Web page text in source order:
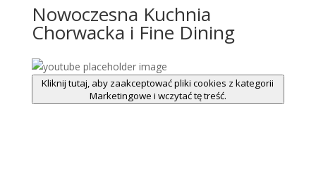
Nowoczesna Kuchnia
Chorwacka i Fine Dining
Kliknij tutaj, aby zaakceptować pliki cookies z kategorii
Marketingowe i wczytać tę treść.